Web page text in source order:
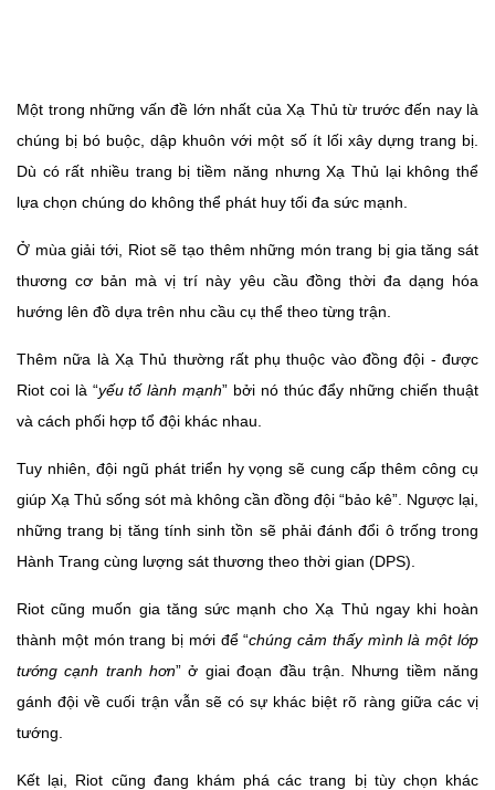
Một trong những vấn đề lớn nhất của Xạ Thủ từ trước đến nay là
chúng bị bó buộc, dập khuôn với một số ít lối xây dựng trang bị.
Dù có rất nhiều trang bị tiềm năng nhưng Xạ Thủ lại không thể
lựa chọn chúng do không thể phát huy tối đa sức mạnh.
Ở mùa giải tới, Riot sẽ tạo thêm những món trang bị gia tăng sát
thương cơ bản mà vị trí này yêu cầu đồng thời đa dạng hóa
hướng lên đồ dựa trên nhu cầu cụ thể theo từng trận.
Thêm nữa là Xạ Thủ thường rất phụ thuộc vào đồng đội - được
Riot coi là “yếu tố lành mạnh” bởi nó thúc đẩy những chiến thuật
và cách phối hợp tổ đội khác nhau.
Tuy nhiên, đội ngũ phát triển hy vọng sẽ cung cấp thêm công cụ
giúp Xạ Thủ sống sót mà không cần đồng đội “bảo kê”. Ngược lại,
những trang bị tăng tính sinh tồn sẽ phải đánh đổi ô trống trong
Hành Trang cùng lượng sát thương theo thời gian (DPS).
Riot cũng muốn gia tăng sức mạnh cho Xạ Thủ ngay khi hoàn
thành một món trang bị mới để “chúng cảm thấy mình là một lớp
tướng cạnh tranh hơn” ở giai đoạn đầu trận. Nhưng tiềm năng
gánh đội về cuối trận vẫn sẽ có sự khác biệt rõ ràng giữa các vị
tướng.
Kết lại, Riot cũng đang khám phá các trang bị tùy chọn khác